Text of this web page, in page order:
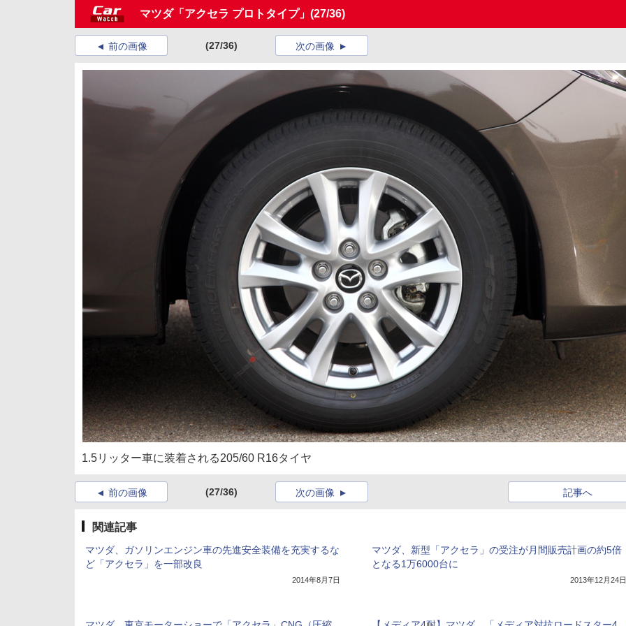
マツダ「アクセラ プロトタイプ」 (27/36)
前の画像 (27/36) 次の画像
1.5リッター車に装着される205/60 R16タイヤ
前の画像 (27/36) 記事へ
次の画像
関連記事
マツダ、ガソリンエンジン車の先進安全装備を充実するな
ど「アクセラ」を一部改良
2014年8月7日
マツダ、新型「アクセラ」の受注が月間販売計画の約5倍
となる1万6000台に
2013年12月24日